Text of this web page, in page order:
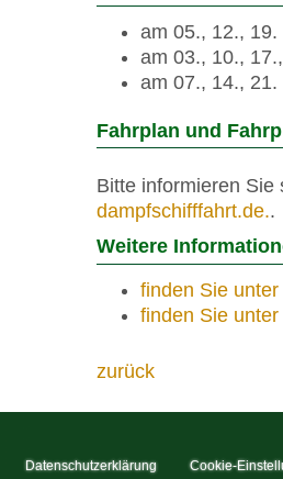
am 05., 12.,
am 03., 10.,
am 07., 14.,
Fahrplan und
Bitte informieren
dampfschifffahrt.de..
Weitere
finden Sie
finden Sie
zurück
Datenschutzerklärung Cookie-